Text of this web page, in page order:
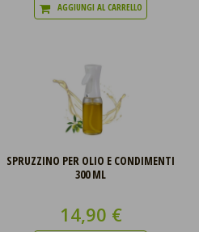
AGGIUNGI AL CARRELLO
SPRUZZINO PER OLIO E CONDIMENTI
300 ML
14,90 €